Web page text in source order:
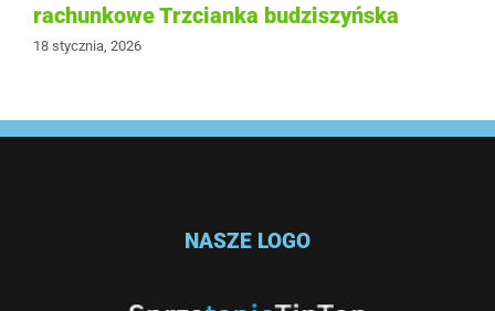
rachunkowe Trzcianka budziszyńska
18 stycznia, 2026
NASZE LOGO